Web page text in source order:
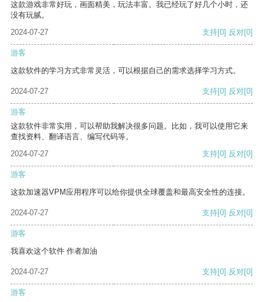
这款游戏非常好玩，画面精美，玩法丰富。我已经玩了好几个小时，还
没有玩腻。
2024-07-27
支持[0] 反对[0]
游客
这款软件的学习方式非常灵活，可以根据自己的需求选择学习方式。
2024-07-27 支持[0] 反对[0]
游客
这款软件非常实用，可以帮助我解决很多问题。比如，我可以使用它来
查找资料、翻译语言、编写代码等。
2024-07-27
支持[0] 反对[0]
游客
这款加速器VPM应用程序可以给你提供全球覆盖和最高安全性的连接。
2024-07-27 支持[0] 反对[0]
游客
我喜欢这个软件 作者加油
2024-07-27 支持[0] 反对[0]
游客